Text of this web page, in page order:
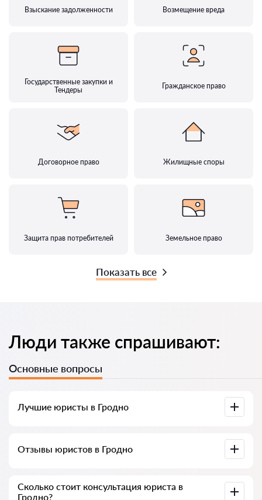
Взыскание задолженности Возмещение вреда
Государственные закупки и
Тендеры
Гражданское право
Договорное право Жилищные споры
Защита прав потребителей Земельное право
Показать все
Люди также спрашивают:
Основные вопросы
Лучшие юристы в Гродно
информацией. Цены, отзывы, номер телефона и адрес.
Отзывы юристов в Гродно
мы не удаляем отрицательные отзывы и нет
Сколько стоит консультация юриста в
Гродно?